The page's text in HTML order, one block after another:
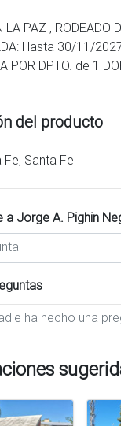
LA PAZ ,
Hasta 30/11/
del producto
Fe, Santa Fe
a Jorge A. Pighin
ha hecho una